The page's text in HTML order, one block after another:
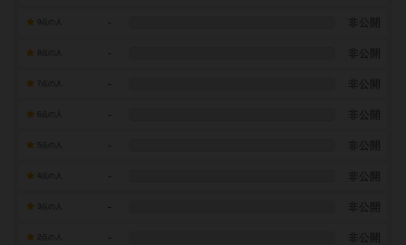
- 非公開
- 非公開
7点の人 - 非公開
- 非公開
- 非公開
- 非公開
- 非公開
- 非公開